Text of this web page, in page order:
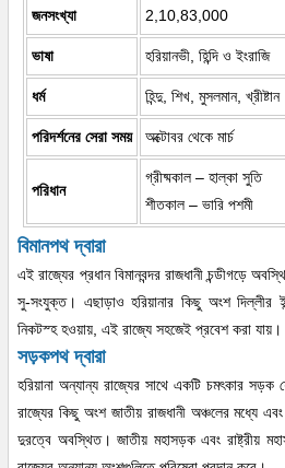
জনসংখ্যা 2,10,83,000
ভাষা হরিয়ানভী, হিন্দি ও ইংরাজি
ধর্ম হিন্দু, শিখ, মুসলমান, খ্রীষ্টান
পরিদর্শনের সেরা সময় অক্টোবর থেকে মার্চ
পরিধান
গ্রীষ্মকাল – হাল্কা সুতি
শীতকাল – ভারি পশমী
বিমানপথ দ্বারা
এই রাজ্যের প্রধান বিমানবন্দর রাজধানী চন্ডীগড়ে
সু-সংযুক্ত। এছাড়াও হরিয়ানার কিছু অংশ দিল্লীর
নিকটস্হ হওয়ায়, এই রাজ্যে সহজেই প্রবেশ করা যায়।
সড়কপথ দ্বারা
হরিয়ানা অন্যান্য রাজ্যের সাথে একটি চমৎকার
রাজ্যের কিছু অংশ জাতীয় রাজধানী অঞ্চলের মধ্যে
দুরত্বে অবস্থিত। জাতীয় মহাসড়ক এবং রাষ্ট্রীয়